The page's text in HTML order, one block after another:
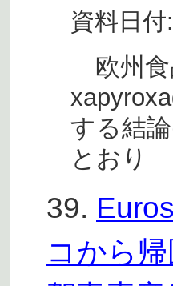
資料日付:
欧州食
する結
とおり
39.
コから